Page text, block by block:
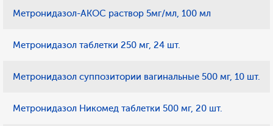
Метронидазол-АКОС раствор 5мг/мл, 100 мл
Метронидазол таблетки 250 мг, 24 шт.
Метронидазол суппозитории вагинальные 500 мг, 10 шт.
Метронидазол Никомед таблетки 500 мг, 20 шт.